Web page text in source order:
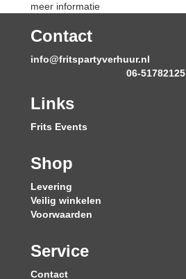
meer informatie
Contact
info@fritspartyverhuur.nl
06-51782125
Links
Frits Events
Shop
Levering
Veilig winkelen
Voorwaarden
Service
Contact